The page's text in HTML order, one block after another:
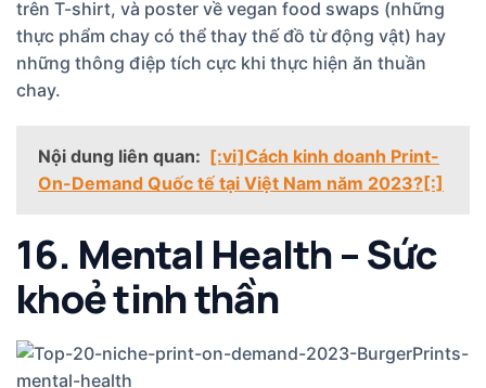
trên T-shirt, và poster về vegan food swaps (những
thực phẩm chay có thể thay thế đồ từ động vật) hay
những thông điệp tích cực khi thực hiện ăn thuần
chay.
Nội dung liên quan: [:vi]Cách kinh doanh Print-
On-Demand Quốc tế tại Việt Nam năm 2023?[:]
16. Mental Health – Sức
khoẻ tinh thần